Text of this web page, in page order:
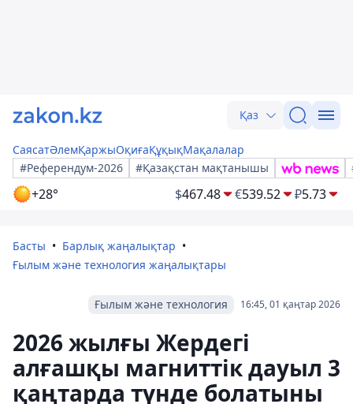
Қаз
СаясатӘлемҚаржыОқиғаҚұқықМақалалар
#Референдум-2026
#Қазақстан мақтанышы
+28° $467.48 €539.52 ₽5.73
Басты
Барлық жаңалықтар
Ғылым және технология жаңалықтары
16:45, 01 қаңтар 2026
Ғылым және технология
2026 жылғы Жердегі
алғашқы магниттік дауыл 3
қаңтарда түнде болатыны